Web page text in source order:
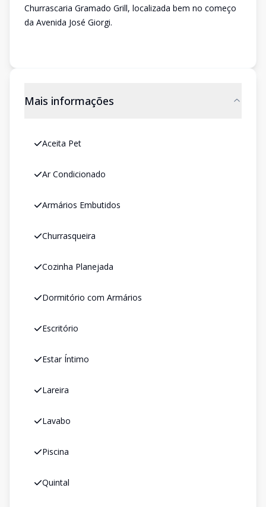
Churrascaria Gramado Grill, localizada bem no começo
da Avenida José Giorgi.
Mais informações
Aceita Pet
Ar Condicionado
Armários Embutidos
Churrasqueira
Cozinha Planejada
Dormitório com Armários
Escritório
Estar Íntimo
Lareira
Lavabo
Piscina
Quintal